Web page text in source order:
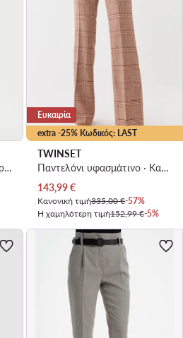
Παντελόνι υφασμάτινο · Γκρι · Regular Fit
extra -25% Κωδικός: LAST
Ευκαιρία
TWINSET
Παντελόνι υφασμάτινο · Καφέ · Regular Fit
Τρέχουσα τιμή
143,99€
Κανονική τιμή335,00 €-57%
Η χαμηλότερη τιμή152,99 €-5%